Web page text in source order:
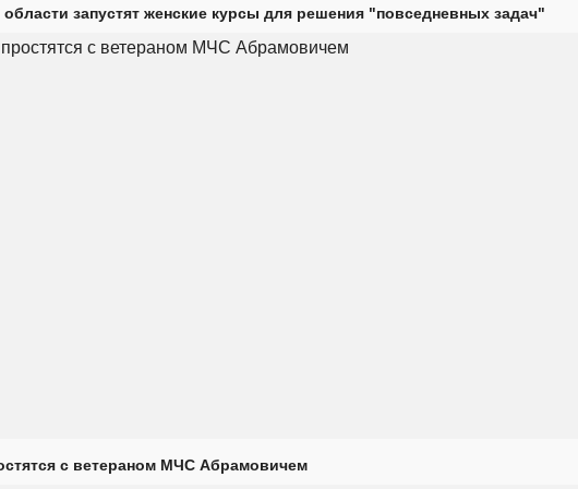
запустят женские курсы для решения "повседневных задач"
с ветераном МЧС Абрамовичем